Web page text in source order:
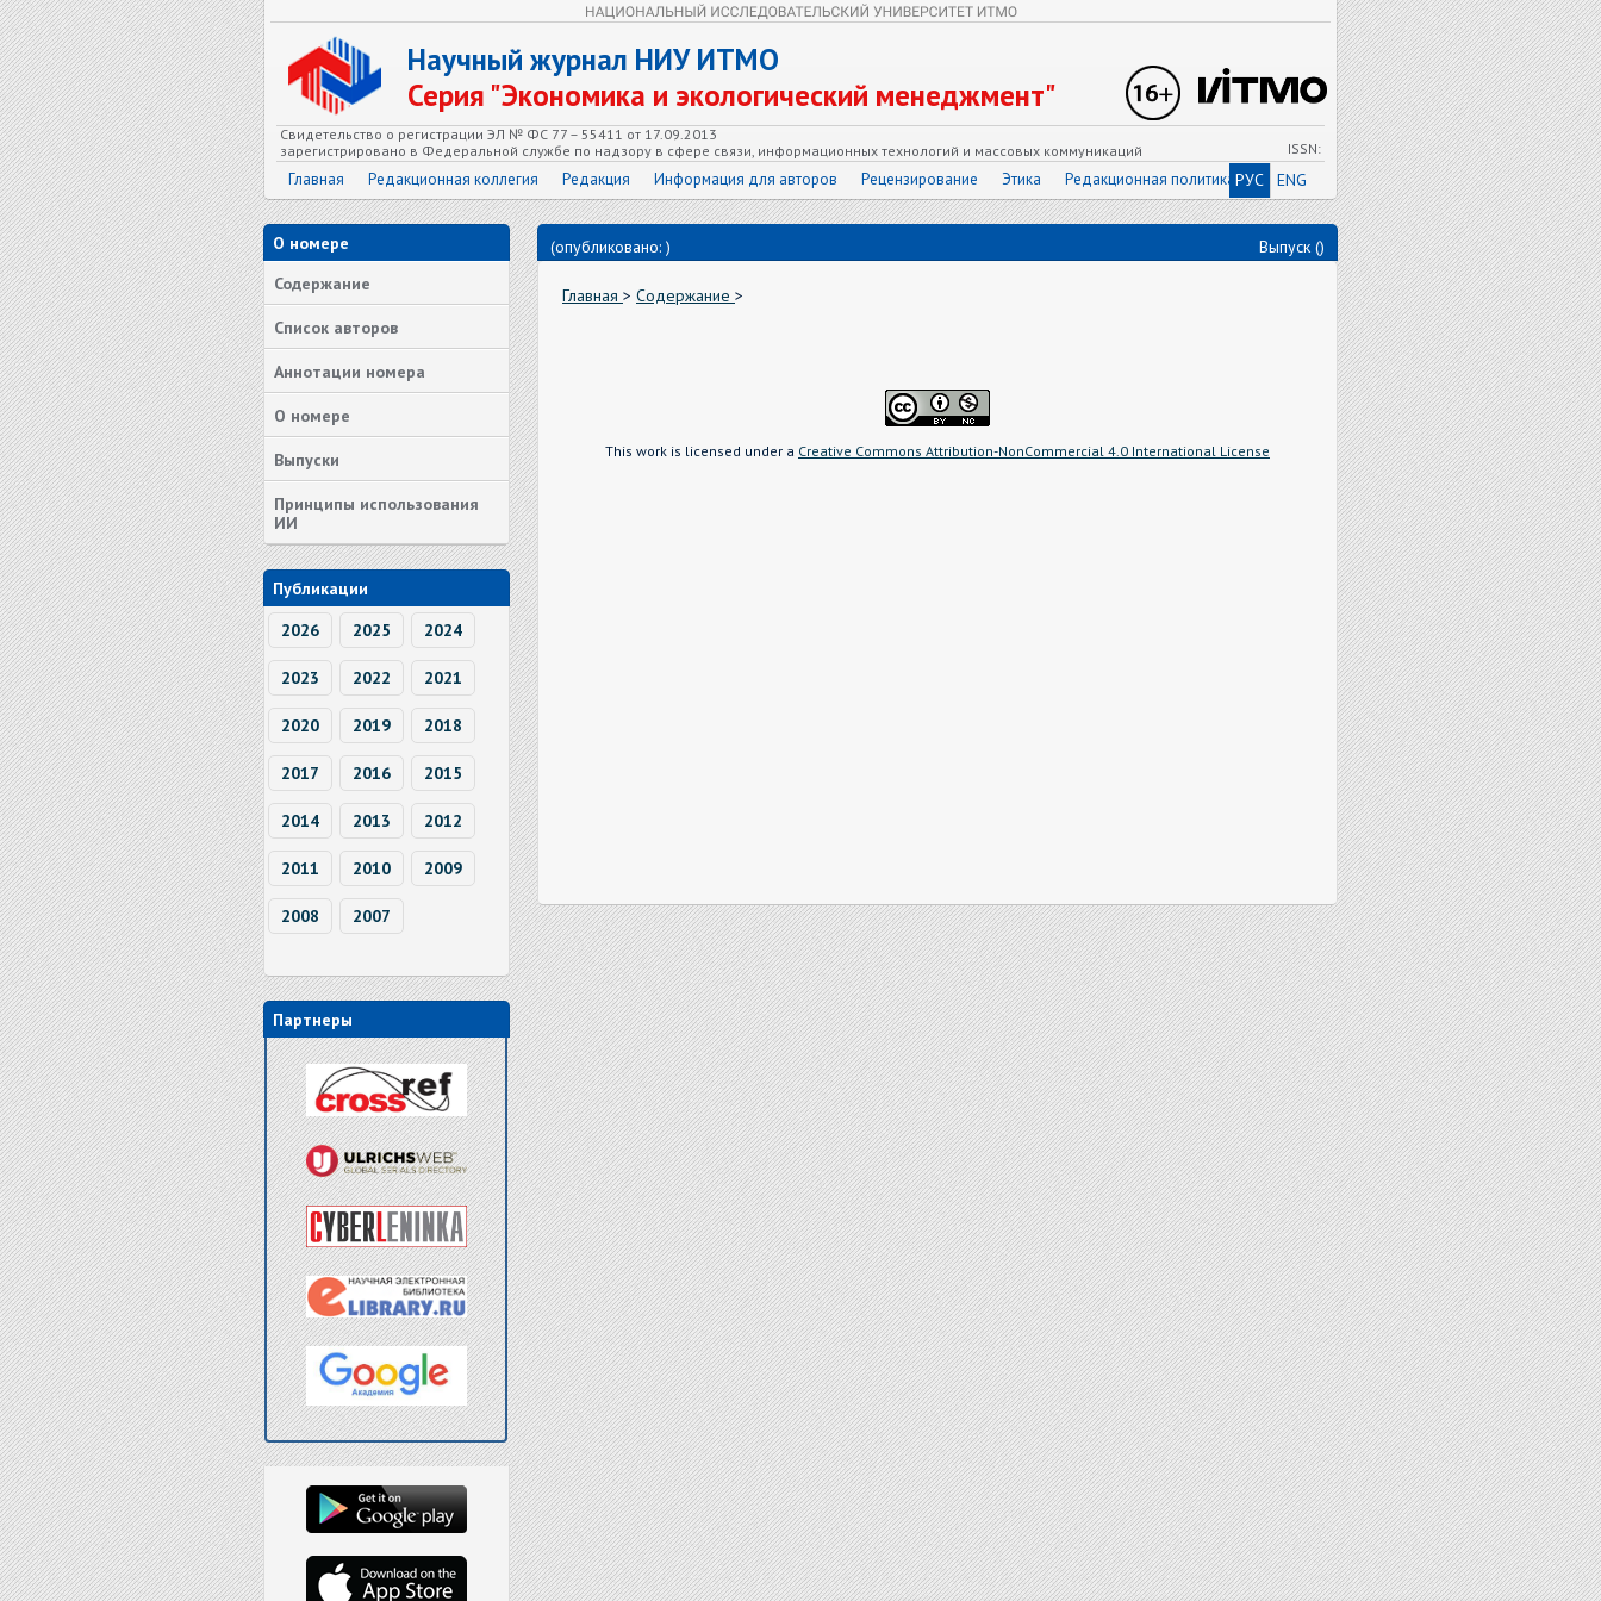
Научный журнал НИУ ИТМО
Серия "Экономика и экологический менеджмент"
Свидетельство о регистрации ЭЛ № ФС 77 – 55411 от 17.09.2013
зарегистрировано в Федеральной службе по надзору в сфере связи, информационных технологий и массовых коммуникаций
ISSN:
Главная Редакционная коллегия Редакция Информация для авторов Рецензирование Этика Редакционная политика РУС ENG
О номере
Содержание
Список авторов
Аннотации номера
О номере
Выпуски
Принципы использования
ИИ
Публикации
2026
2025 2024
2023 2022 2021
2020 2019 2018
2017 2016 2015
2014 2013 2012
2011 2010 2009
2008 2007
Партнеры
(опубликовано: ) Выпуск ()
Главная > Содержание >
This work is licensed under a Creative Commons Attribution-NonCommercial 4.0 International License